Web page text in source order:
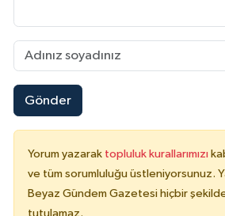
Gönder
Yorum yazarak topluluk kurallarımızı
ve tüm sorumluluğu üstleniyorsunuz.
Beyaz Gündem Gazetesi hiçbir
tutulamaz.